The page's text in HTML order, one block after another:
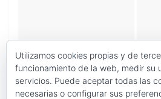
Utilizamos cookies propias y de
funcionamiento de la web, medir su
servicios. Puede aceptar todas las
necesarias o configurar sus